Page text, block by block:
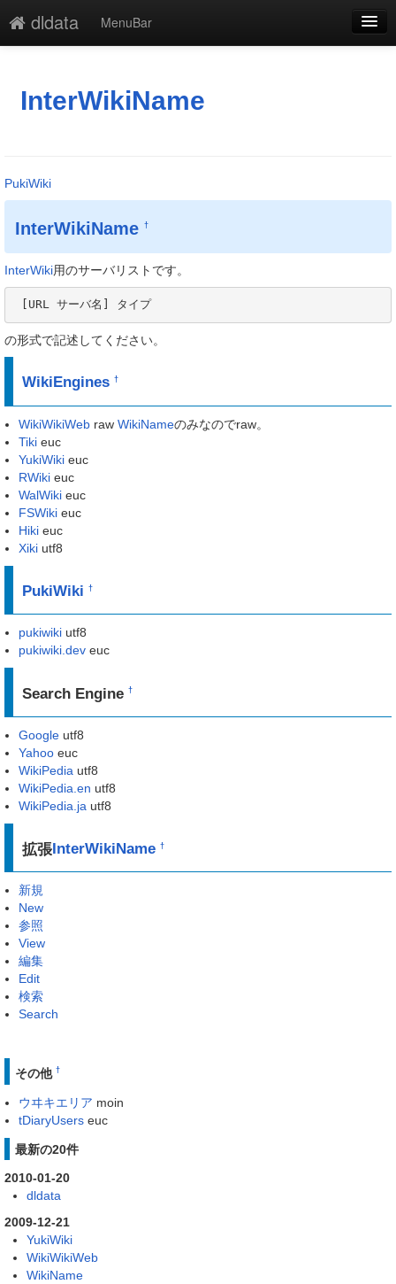
dldata
MenuBar
添付
最終更新
一覧
単語検索
InterWikiName
PukiWiki
InterWikiName †
InterWiki用のサーバリストです。
[URL サーバ名] タイプ
の形式で記述してください。
WikiEngines †
WikiWikiWeb raw WikiNameのみなのでraw。
Tiki euc
YukiWiki euc
RWiki euc
WalWiki euc
FSWiki euc
Hiki euc
Xiki utf8
PukiWiki †
pukiwiki utf8
pukiwiki.dev euc
Search Engine†
Google utf8
Yahoo euc
WikiPedia utf8
WikiPedia.en utf8
WikiPedia.ja utf8
拡張 InterWikiName †
新規
New
参照
View
編集
Edit
検索
Search
その他 †
ウヰキエリア moin
tDiaryUsers euc
最新の20件
2010-01-20
dldata
2009-12-21
YukiWiki
WikiWikiWeb
WikiName